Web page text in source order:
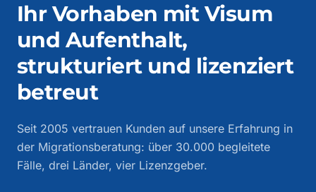
Ihr Vorhaben mit Visum
und Aufenthalt,
strukturiert und lizenziert
betreut
Seit 2005 vertrauen Kunden auf unsere Erfahrung in
der Migrationsberatung: über 30.000 begleitete
Fälle, drei Länder, vier Lizenzgeber.